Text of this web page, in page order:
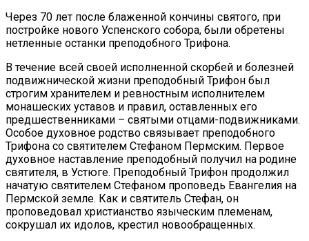
Через 70 лет после блаженной кончины святого, при
постройке нового Успенского собора, были обретены
нетленные останки преподобного Трифона.
В течение всей своей исполненной скорбей и болезней
подвижнической жизни преподобный Трифон был
строгим хранителем и ревностным исполнителем
монашеских уставов и правил, оставленных его
предшественниками – святыми отцами-подвижниками.
Особое духовное родство связывает преподобного
Трифона со святителем Стефаном Пермским. Первое
духовное наставление преподобный получил на родине
святителя, в Устюге. Преподобный Трифон продолжил
начатую святителем Стефаном проповедь Евангелия на
Пермской земле. Как и святитель Стефан, он
проповедовал христианство языческим племенам,
сокрушал их идолов, крестил новообращенных.